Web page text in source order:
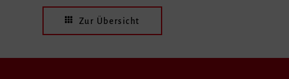
Zur Übersicht